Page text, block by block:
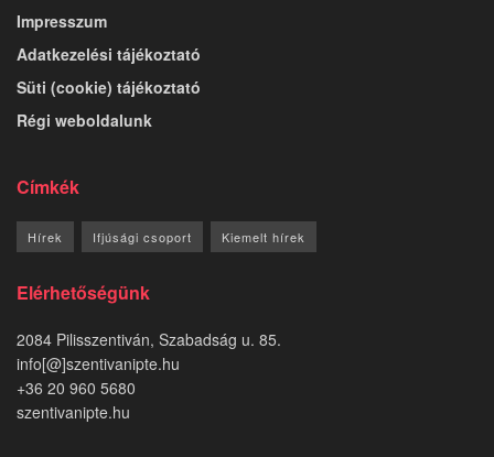
Impresszum
Adatkezelési tájékoztató
Süti (cookie) tájékoztató
Régi weboldalunk
Címkék
Hírek Ifjúsági csoport Kiemelt hírek
Elérhetőségünk
2084 Pilisszentiván, Szabadság u. 85.
info[@]szentivanipte.hu
+36 20 960 5680
szentivanipte.hu